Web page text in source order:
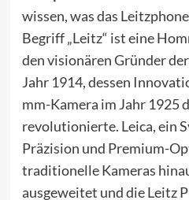
wissen, was das
Begriff „Leitz“ ist eine
den visionären Gründer
Jahr 1914, dessen
mm-Kamera im Jahr 1925
revolutionierte. Leica, ein
Präzision und Premium-
traditionelle Kameras
ausgeweitet und die Leitz